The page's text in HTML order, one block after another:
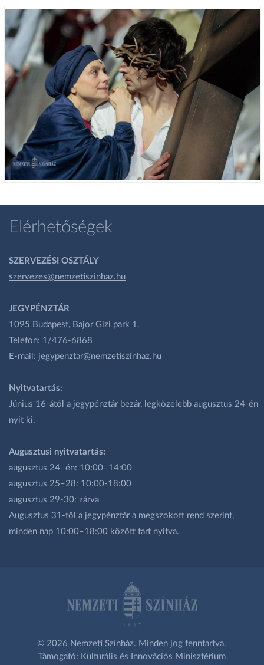
Elérhetőségek
SZERVEZÉSI OSZTÁLY
szervezes@nemzetiszinhaz.hu
JEGYPÉNZTÁR
1095 Budapest, Bajor Gizi park 1.
Telefon: 1/476-6868
E-mail: jegypenztar@nemzetiszinhaz.hu
Nyitvatartás:
Június 16-ától a jegypénztár bezár, legközelebb augusztus 24-én
nyit ki.
Augusztusi nyitvatartás:
augusztus 24–én: 10:00–14:00
augusztus 25–28: 10:00-18:00
augusztus 29-30: zárva
Augusztus 31-től a jegypénztár a megszokott rend szerint,
minden nap 10:00–18:00 között tart nyitva.
© 2026 Nemzeti Színház. Minden jog fenntartva.
Támogató: Kulturális és Innovációs Minisztérium